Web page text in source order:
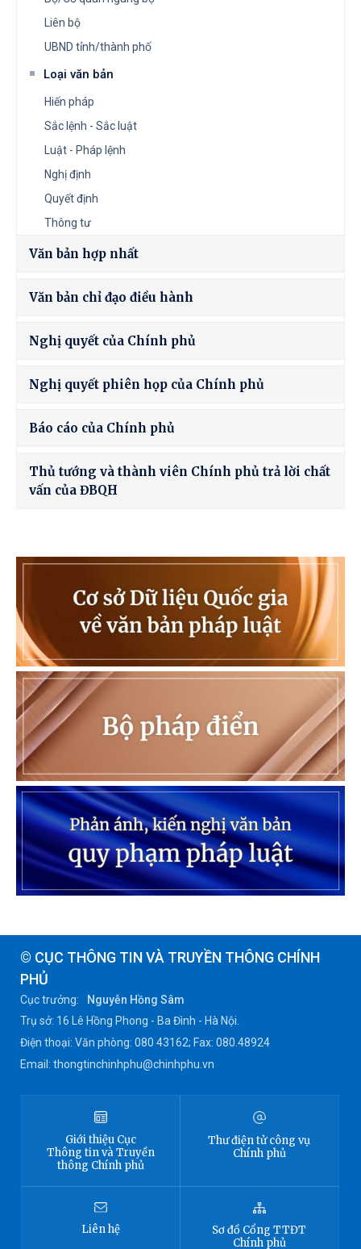
Liên bộ
UBND tỉnh/thành phố
Loại văn bản
Hiến pháp
Sắc lệnh - Sắc luật
Luật - Pháp lệnh
Nghị định
Quyết định
Thông tư
Văn bản hợp nhất
Văn bản chỉ đạo điều hành
Nghị quyết của Chính phủ
Nghị quyết phiên họp của Chính phủ
Báo cáo của Chính phủ
Thủ tướng và thành viên Chính phủ trả lời chất
vấn của ĐBQH
© CỤC THÔNG TIN VÀ TRUYỀN THÔNG CHÍNH
PHỦ
Cục trưởng:
Nguyễn Hồng Sâm
Trụ sở: 16 Lê Hồng Phong - Ba Đình - Hà Nội.
Điện thoại: Văn phòng: 080 43162; Fax: 080.48924
Email: thongtinchinhphu@chinhphu.vn
Giới thiệu Cục
Thông tinvà Truyền
thông Chính phủ
Thư điện tử công vụ
Chính phủ
Liên hệ Sơ đồ Cổng TTĐT
Chính phủ